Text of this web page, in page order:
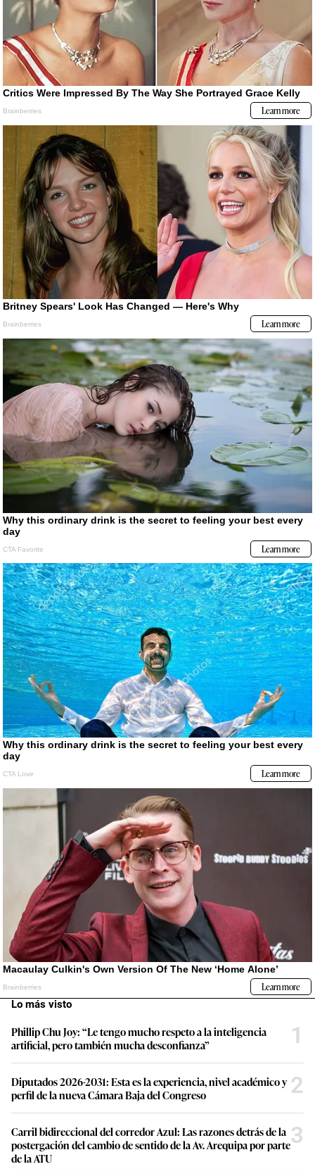
Lo más visto
Phillip Chu Joy: “Le tengo mucho respeto a la inteligencia
artificial, pero también mucha desconfianza”
1
Diputados 2026-2031: Esta es la experiencia, nivel académico y
perfil de la nueva Cámara Baja del Congreso
2
Carril bidireccional del corredor Azul: Las razones detrás de la
postergación del cambio de sentido de la Av. Arequipa por parte
de la ATU
3